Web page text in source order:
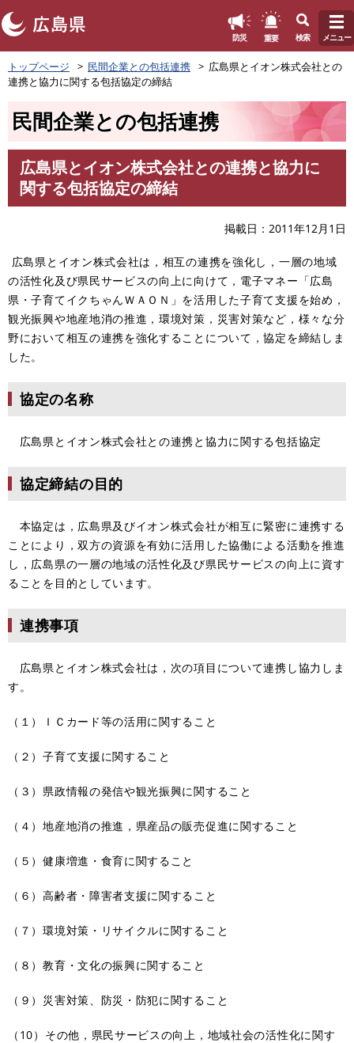
ペ
ー
ジ
防災 重要 検索 メニュー
トップページ 民間企業との包括連携
広島県とイオン株式会社との
連携と協力に関する包括協定の締結
民間企業との包括連携
広島県とイオン株式会社との連携と協力に
関する包括協定の締結
掲載日 2011年12月1日
広島県とイオン株式会社は，相互の連携を強化し，一層の地域
の活性化及び県民サービスの向上に向けて，電子マネー「広島
県・子育てイクちゃんＷＡＯＮ」を活用した子育て支援を始め，
観光振興や地産地消の推進，環境対策，災害対策など，様々な分
野において相互の連携を強化することについて，協定を締結しま
した。
協定の名称
広島県とイオン株式会社との連携と協力に関する包括協定
協定締結の目的
本協定は，広島県及びイオン株式会社が相互に緊密に連携する
ことにより，双方の資源を有効に活用した協働による活動を推進
し，広島県の一層の地域の活性化及び県民サービスの向上に資す
ることを目的としています。
連携事項
広島県とイオン株式会社は，次の項目について連携し協力しま
す。
（１）ＩＣカード等の活用に関すること
（２）子育て支援に関すること
（３）県政情報の発信や観光振興に関すること
（４）地産地消の推進，県産品の販売促進に関すること
（５）健康増進・食育に関すること
（６）高齢者・障害者支援に関すること
（７）環境対策・リサイクルに関すること
（８）教育・文化の振興に関すること
（９）災害対策、防災・防犯に関すること
（10）その他，県民サービスの向上，地域社会の活性化に関す